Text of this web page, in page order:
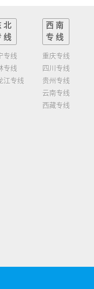
北
线
专线
专线
江专线
西南
专线
重庆专线
四川专线
贵州专线
云南专线
西藏专线